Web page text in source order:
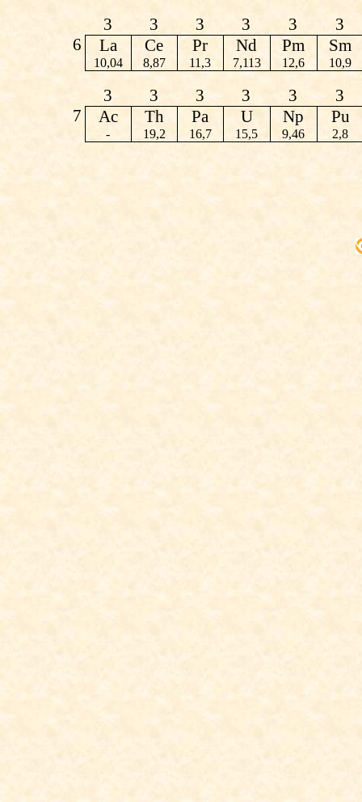
3 3 3 3 3
3
6
La
10,04
Ce
8,87
Pr
11,3
Nd
7,113
Pm
12,6
Sm
10,9
3 3 3 3 3
3
7
Ac
-
Th
19,2
Pa
16,7
U
15,5
Np
9,46
Pu
2,8